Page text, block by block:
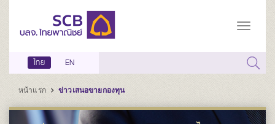
ไทย EN
หน้าแรก ข่าวเสนอขายกองทุน